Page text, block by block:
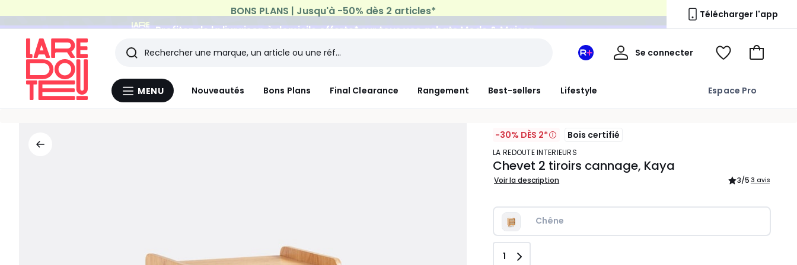
Profitez de la livraison à domicile offerte*sur tous vos achats Mode & Maison Télécharger l'app
Menu
MENU Nouveautés Bons Plans Final Clearance Rangement Best-sellers Lifestyle Espace Pro
Rechercher
Les
derniers
Mon
Redoute
Se connecter
Mon
Voir
Aller
-30% DÈS 2* Bois certifié
LA REDOUTE INTERIEURS
Chevet 2 tiroirs cannage, Kaya
Voir la description 3/5 3 avis
Chêne
Quantité
1